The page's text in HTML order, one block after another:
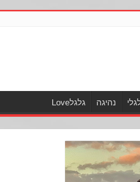
נהיגה גלגלLove